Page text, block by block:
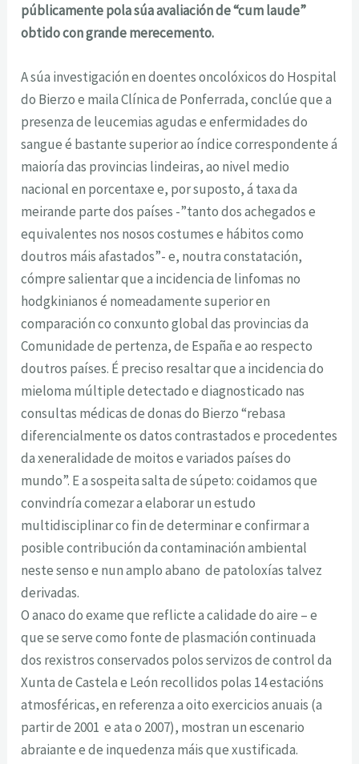
públicamente pola súa avaliación de “cum laude”
obtido con grande merecemento.
A súa investigación en doentes oncolóxicos do Hospital
do Bierzo e maila Clínica de Ponferrada, conclúe que a
presenza de leucemias agudas e enfermidades do
sangue é bastante superior ao índice correspondente á
maioría das provincias lindeiras, ao nivel medio
nacional en porcentaxe e, por suposto, á taxa da
meirande parte dos países -”tanto dos achegados e
equivalentes nos nosos costumes e hábitos como
doutros máis afastados”- e, noutra constatación,
cómpre salientar que a incidencia de linfomas no
hodgkinianos é nomeadamente superior en
comparación co conxunto global das provincias da
Comunidade de pertenza, de España e ao respecto
doutros países. É preciso resaltar que a incidencia do
mieloma múltiple detectado e diagnosticado nas
consultas médicas de donas do Bierzo “rebasa
diferencialmente os datos contrastados e procedentes
da xeneralidade de moitos e variados países do
mundo”. E a sospeita salta de súpeto: coidamos que
convindría comezar a elaborar un estudo
multidisciplinar co fin de determinar e confirmar a
posible contribución da contaminación ambiental
neste senso e nun amplo abano de patoloxías talvez
derivadas.
O anaco do exame que reflicte a calidade do aire – e
que se serve como fonte de plasmación continuada
dos rexistros conservados polos servizos de control da
Xunta de Castela e León recollidos polas 14 estacións
atmosféricas, en referenza a oito exercicios anuais (a
partir de 2001 e ata o 2007), mostran un escenario
abraiante e de inquedenza máis que xustificada.